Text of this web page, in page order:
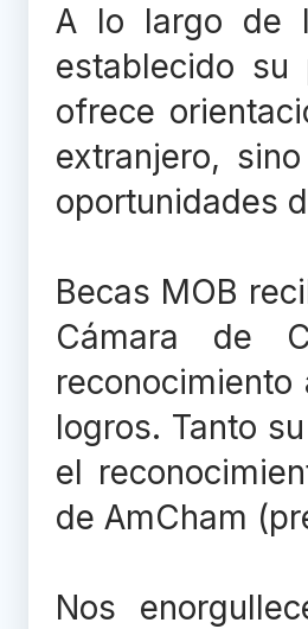
A lo largo de
establecido
ofrece
extranjero,
oportunidades
Becas MOB
Cámara de
logros. Tanto
el
de AmCham
Nos